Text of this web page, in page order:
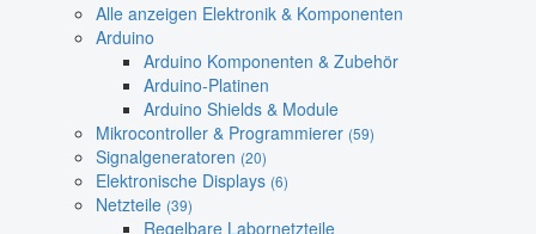
Alle anzeigen Elektronik & Komponenten
Arduino
Arduino Komponenten & Zubehör
Arduino-Platinen
Arduino Shields & Module
Mikrocontroller & Programmierer (59)
Signalgeneratoren (20)
Elektronische Displays (6)
Netzteile (39)
Regelbare Labornetzteile